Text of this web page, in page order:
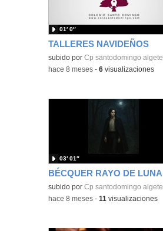
TALLERES NAVIDEÑOS
subido porCp santodomingo algete
01′ 0″
-hace 8 meses -6 visualizaciones
BÉCQUER RAYO DE LUNA
Contenido educativo.
subido porCp santodomingo algete
03′ 01″
-hace 8 meses -11 visualizaciones